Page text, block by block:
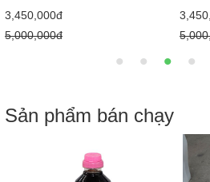
3,450,000đ
5,000,000đ
Sản phẩm bán chạy